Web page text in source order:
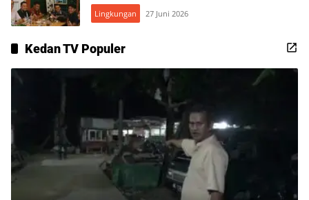
BrotherhoodNa70
Lingkungan 27 Juni 2026
Kedan TV Populer